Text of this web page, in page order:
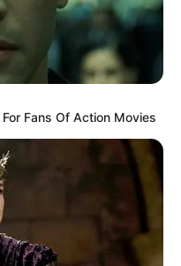
Fans Of Action Movies